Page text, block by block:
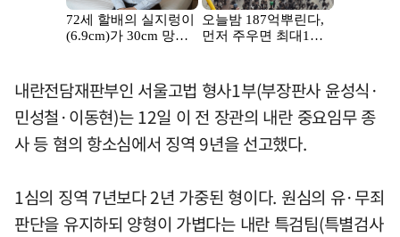
내란전담재판부인 서울고법 형사1부(부장판사 윤성식·
민성철·이동현)는 12일 이 전 장관의 내란 중요임무 종
사 등 혐의 항소심에서 징역 9년을 선고했다.
1심의 징역 7년보다 2년 가중된 형이다. 원심의 유·무죄
판단을 유지하되 양형이 가볍다는 내란 특검팀(특별검사